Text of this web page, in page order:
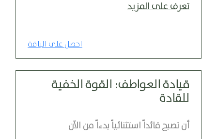
تعرف على المزيد
احصل على الباقة
قيادة العواطف: القوة الخفية
للقادة
أن تصبح قائداً استثنائياً بدءاً من الآن